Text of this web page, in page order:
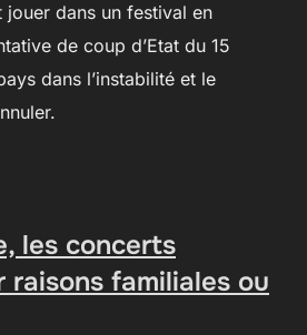
jouer dans un festival en
de coup d’Etat du 15
dans l’instabilité et le
les concerts
raisons familiales ou